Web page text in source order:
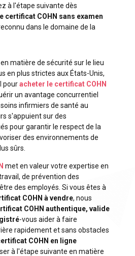
à l'étape suivante dès
certificat COHN sans examen
dans le domaine de la
matière de sécurité sur le lieu
en plus strictes aux États-Unis,
pouracheter le certificat COHN
un avantage concurrentiel
infirmiers de santé au
s'appuient sur des
pour garantir le respect de la
des environnements de
sûrs.
met en valeur votre expertise en
de prévention des
des employés. Si vous êtes à
COHN à vendre, nous
COHN authentique, valide
-vous aider à faire
rapidement et sans obstacles
COHN en ligne
à l'étape suivante en matière